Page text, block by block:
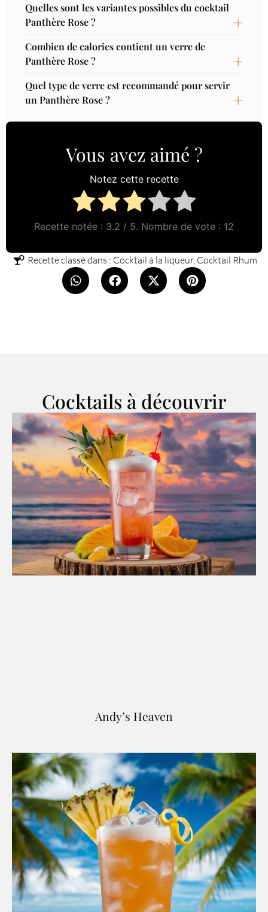
Quelles sont les variantes possibles du cocktail
Panthère Rose ?
Combien de calories contient un verre de
Panthère Rose ?
Quel type de verre est recommandé pour servir
un Panthère Rose ?
Vous avez aimé ?
Notez cette recette
Recette notée : 3.2 / 5. Nombre de vote : 12
Recette classé dans : Cocktail à la liqueur, Cocktail Rhum
Cocktails à découvrir
Andy’s Heaven